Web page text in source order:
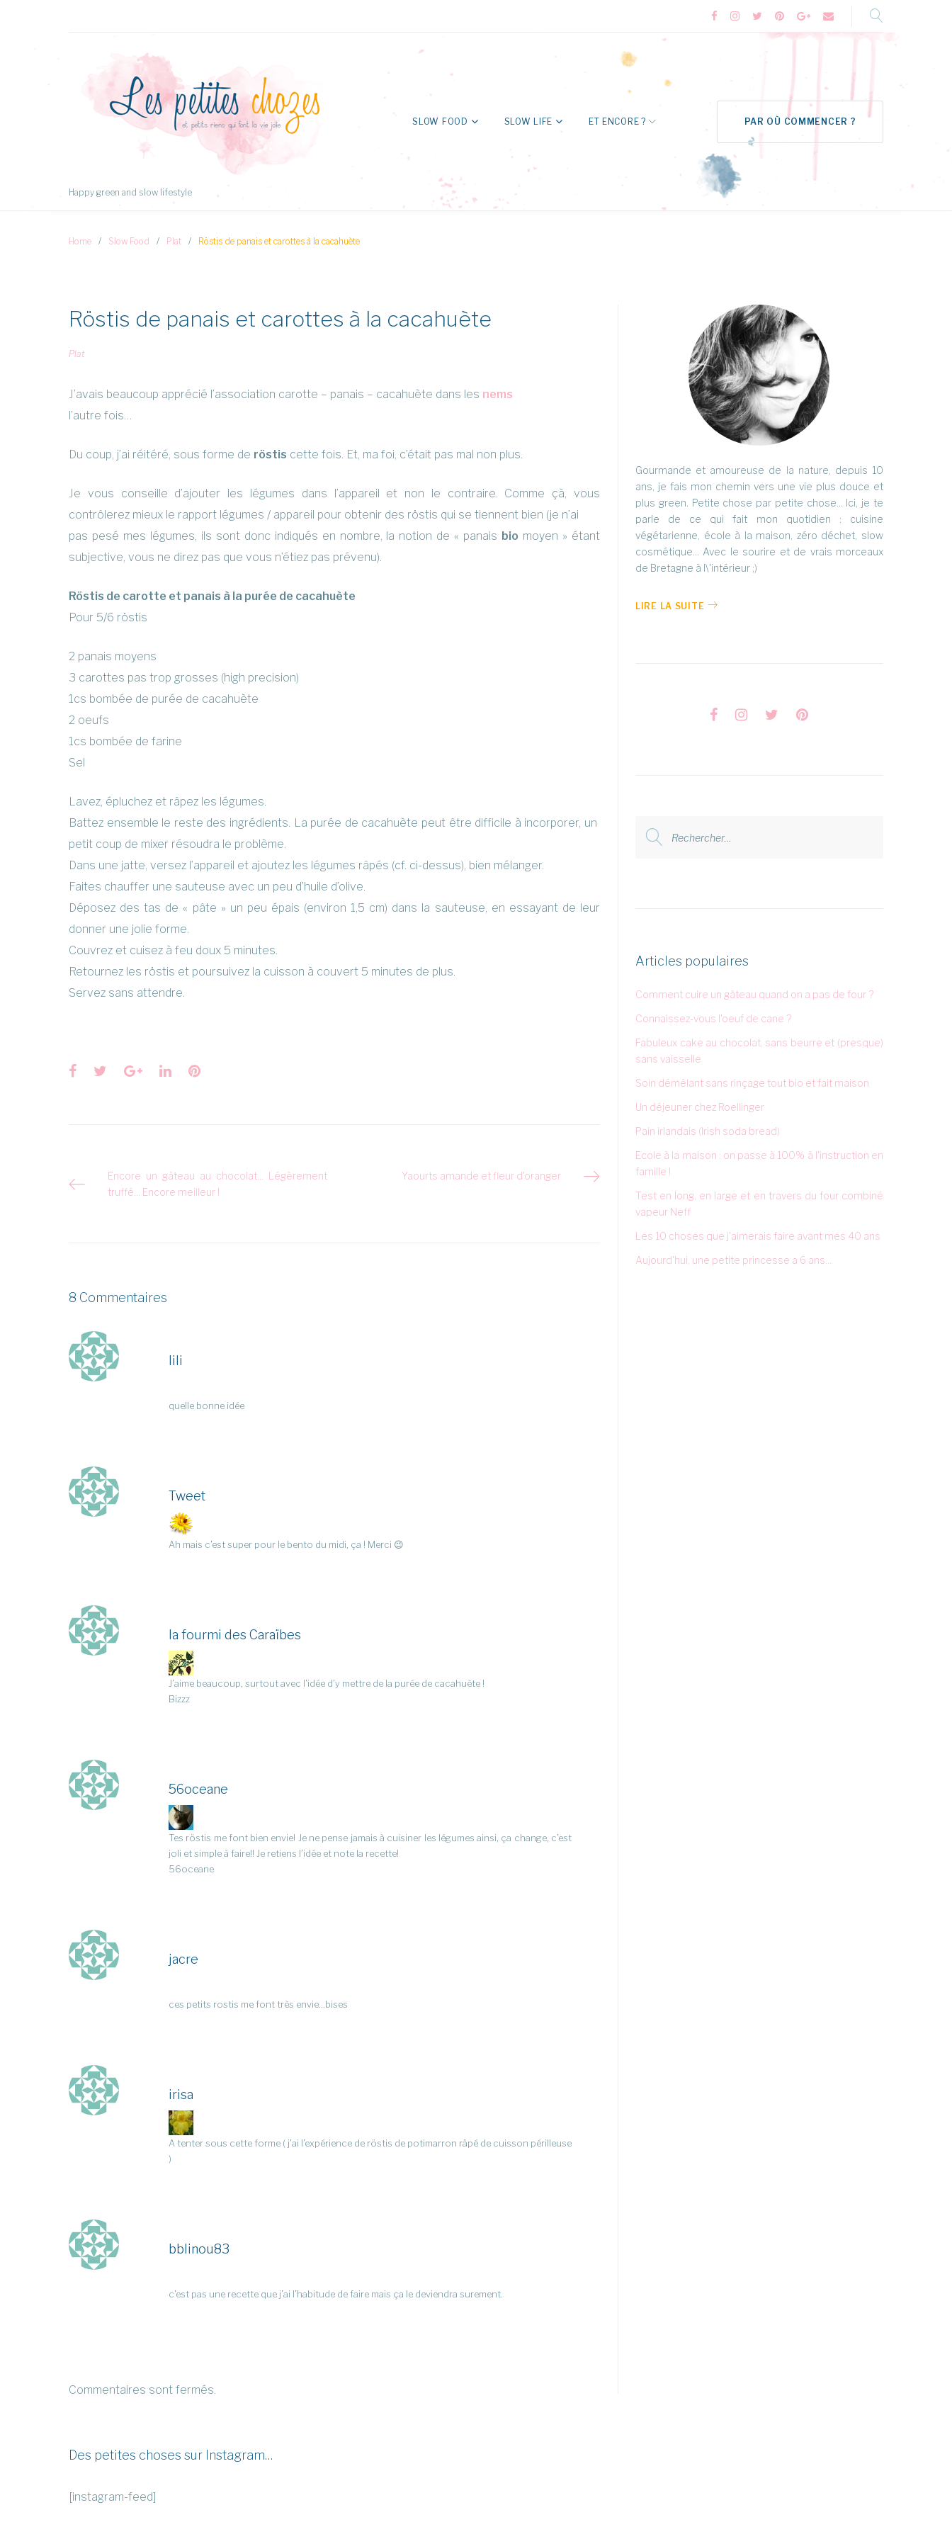
Instagram
TwitterPinterest
Google+Formulaire
Happy green and slow lifestyle
SLOW FOOD SLOW LIFE ET ENCORE ? PAR OÙ COMMENCER ?
Home / Slow Food / Plat / Röstis de panais et carottes à la cacahuète
Röstis de panais et carottes à la cacahuète
Plat
J’avais beaucoup apprécié l’association carotte – panais – cacahuète dans les nems
l’autre fois…
Du coup, j’ai réitéré, sous forme de röstis cette fois. Et, ma foi, c’était pas mal non plus.
Je vous conseille d’ajouter les légumes dans l’appareil et non le contraire. Comme çà, vous
contrôlerez mieux le rapport légumes / appareil pour obtenir des röstis qui se tiennent bien (je n’ai
pas pesé mes légumes, ils sont donc indiqués en nombre, la notion de « panais bio moyen » étant
subjective, vous ne direz pas que vous n’étiez pas prévenu).
Röstis de carotte et panais à la purée de cacahuète
Pour 5/6 röstis
2 panais moyens
3 carottes pas trop grosses (high precision)
1cs bombée de purée de cacahuète
2 oeufs
1cs bombée de farine
Sel
Lavez, épluchez et râpez les légumes.
Battez ensemble le reste des ingrédients. La purée de cacahuète peut être difficile à incorporer, un
petit coup de mixer résoudra le problème.
Dans une jatte, versez l’appareil et ajoutez les légumes râpés (cf. ci-dessus), bien mélanger.
Faites chauffer une sauteuse avec un peu d’huile d’olive.
Déposez des tas de « pâte » un peu épais (environ 1,5 cm) dans la sauteuse, en essayant de leur
donner une jolie forme.
Couvrez et cuisez à feu doux 5 minutes.
Retournez les röstis et poursuivez la cuisson à couvert 5 minutes de plus.
Servez sans attendre.
Facebook
TwitterGoogle+
LinkedInPinterest
Navigation
Encore un gâteau au chocolat… Légèrement
truffé… Encore meilleur !
Yaourts amande et fleur d'oranger
8 Commentaires
lili
quelle bonne idée
Tweet
Ah mais c’est super pour le bento du midi, ça ! Merci 😉
la fourmi des Caraïbes
J’aime beaucoup, surtout avec l’idée d’y mettre de la purée de cacahuète !
Bizzz
56oceane
Tes röstis me font bien envie! Je ne pense jamais à cuisiner les légumes ainsi, ça change, c’est
joli et simple à faire!! Je retiens l’idée et note la recette!
56oceane
jacre
ces petits rostis me font très envie…bises
irisa
A tenter sous cette forme ( j’ai l’expérience de röstis de potimarron râpé de cuisson périlleuse
)
bblinou83
c’est pas une recette que j’ai l’habitude de faire mais ça le deviendra surement.
Commentaires sont fermés.
Gourmande et amoureuse de la nature, depuis 10
ans, je fais mon chemin vers une vie plus douce et
plus green. Petite chose par petite chose... Ici, je te
parle de ce qui fait mon quotidien : cuisine
végétarienne, école à la maison, zéro déchet, slow
cosmétique... Avec le sourire et de vrais morceaux
de Bretagne à l\'intérieur ;)
LIRE LA SUITE
Articles populaires
Comment cuire un gâteau quand on a pas de four ?
Connaissez-vous l'oeuf de cane ?
Fabuleux cake au chocolat, sans beurre et (presque)
sans vaisselle
Soin démêlant sans rinçage tout bio et fait maison
Un déjeuner chez Roellinger
Pain irlandais (Irish soda bread)
Ecole à la maison : on passe à 100% à l'instruction en
famille !
Test en long, en large et en travers du four combiné
vapeur Neff
Les 10 choses que j'aimerais faire avant mes 40 ans
Aujourd'hui, une petite princesse a 6 ans...
Des petites choses sur Instagram…
[instagram-feed]